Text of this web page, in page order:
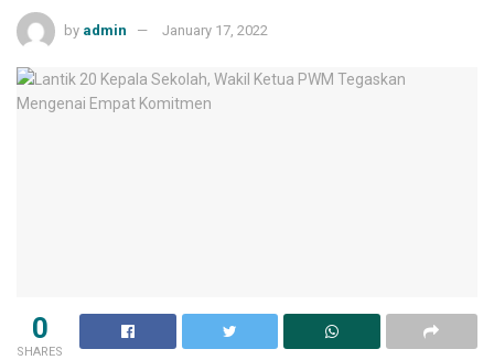
by admin January 17, 2022
0
SHARES